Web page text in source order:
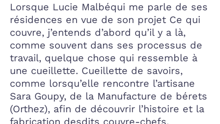
Lorsque Lucie Malbéqui me parle de ses
résidences en vue de son projet Ce qui
couvre, j’entends d’abord qu’il y a là,
comme souvent dans ses processus de
travail, quelque chose qui ressemble à
une cueillette. Cueillette de savoirs,
comme lorsqu’elle rencontre l’artisane
Sara Goupy, de la Manufacture de bérets
(Orthez), afin de découvrir l’histoire et la
fabrication desdits couvre-chefs.